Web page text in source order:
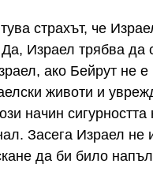
страхът, че
Да, Израел трябва
ако Бейрут не е
животи и
начин
Засега Израел не
да би било